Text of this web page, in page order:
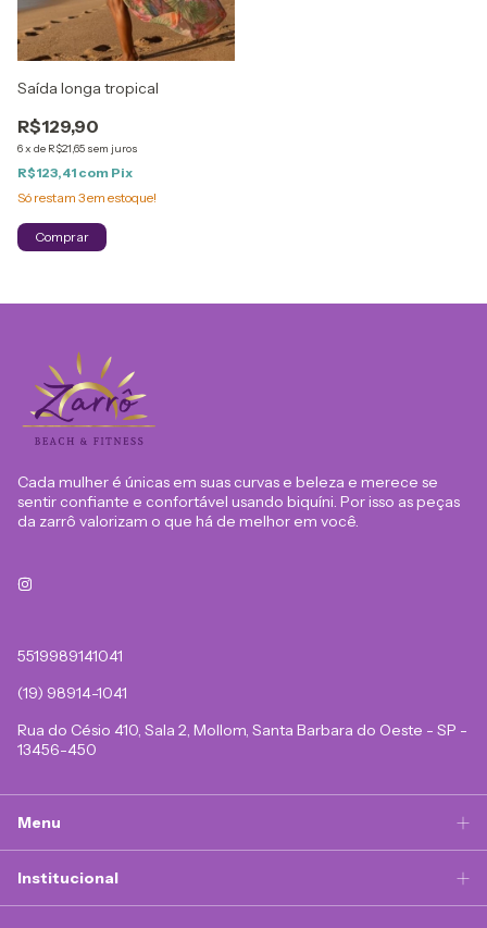
Saída longa tropical
R$129,90
6x de R$21,65 sem juros
R$123,41 com Pix
Só restam 3em estoque!
Cada mulher é únicas em suas curvas e beleza e merece se
sentir confiante e confortável usando biquíni. Por isso as peças
da zarrô valorizam o que há de melhor em você.
5519989141041
(19) 98914-1041
Rua do Césio 410, Sala 2, Mollom, Santa Barbara do Oeste - SP -
13456-450
Menu
Institucional